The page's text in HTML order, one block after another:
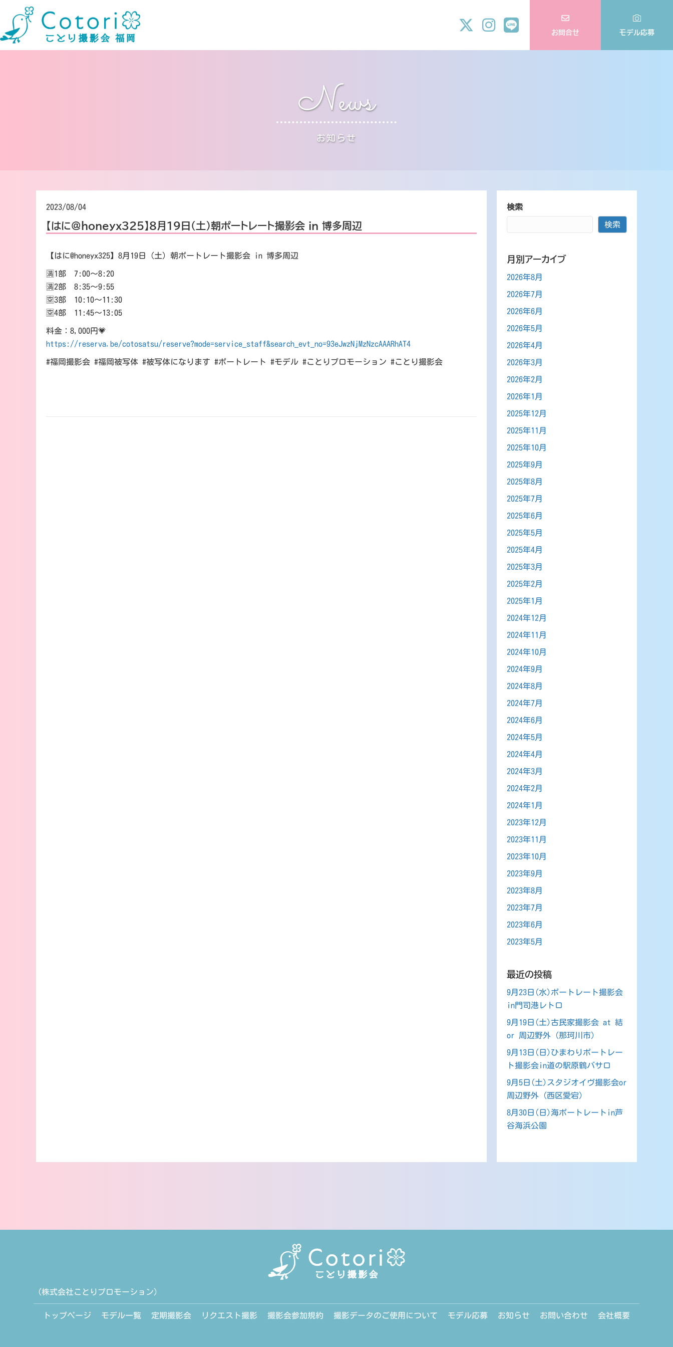
お問合せ モデル応募
News
お知らせ
2023/08/04
【はに@honeyx325】8月19日（土）朝ポートレート撮影会 in 博多周辺
【はに@honeyx325】8月19日（土）朝ポートレート撮影会 in 博多周辺
🈵1部 7:00～8:20
🈵2部 8:35～9:55
🈳3部 10:10～11:30
🈳4部 11:45～13:05
料金：8,000円💗
https://reserva.be/cotosatsu/reserve?mode=service_staff&search_evt_no=93eJwzNjMzNzcAAARhAT4
#福岡撮影会 #福岡被写体 #被写体になります #ポートレート #モデル #ことりプロモーション #ことり撮影会
検索
検索
月別アーカイブ
2026年8月
2026年7月
2026年6月
2026年5月
2026年4月
2026年3月
2026年2月
2026年1月
2025年12月
2025年11月
2025年10月
2025年9月
2025年8月
2025年7月
2025年6月
2025年5月
2025年4月
2025年3月
2025年2月
2025年1月
2024年12月
2024年11月
2024年10月
2024年9月
2024年8月
2024年7月
2024年6月
2024年5月
2024年4月
2024年3月
2024年2月
2024年1月
2023年12月
2023年11月
2023年10月
2023年9月
2023年8月
2023年7月
2023年6月
2023年5月
最近の投稿
9月23日(水)ポートレート撮影会
in門司港レトロ
9月19日(土)古民家撮影会 at 結
or 周辺野外（那珂川市）
9月13日(日)ひまわりポートレー
ト撮影会in道の駅原鶴バサロ
9月5日(土)スタジオイヴ撮影会or
周辺野外（西区愛宕）
8月30日(日)海ポートレートin芦
谷海浜公園
（株式会社ことりプロモーション）
トップページ モデル一覧 定期撮影会 リクエスト撮影 撮影会参加規約 撮影データのご使用について モデル応募 お知らせ お問い合わせ 会社概要